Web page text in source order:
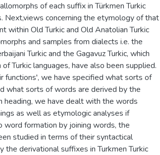
of each suffix in Türkmen Turkic
Next,views concerning the etymology of that
within Old Turkic and Old Anatolian Turkic
and samples from dialects i.e. the
Turkic and the Gagavuz Turkic, which
Turkic languages, have also been supplied.
functions', we have specified what sorts of
what sorts of words are derived by the
heading, we have dealt with the words
as well as etymologic analyses if
word formation by joining words, the
studied in terms of their syntactical
the derivational suffixes in Turkmen Turkic